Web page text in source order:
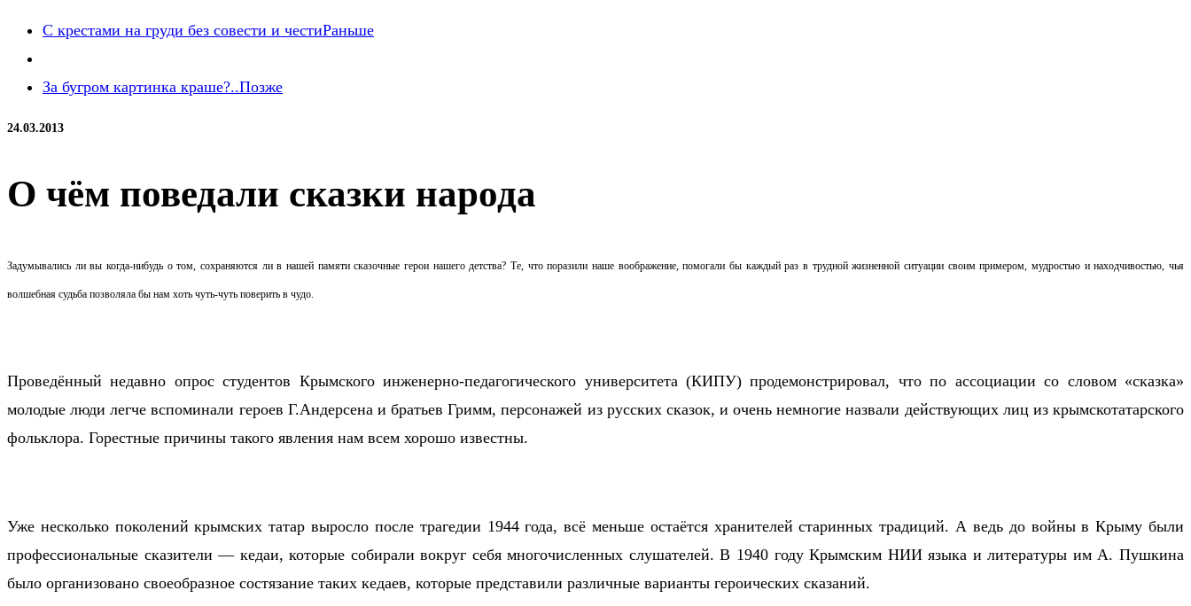
С крестами на груди без совести и честиРаньше
За бугром картинка краше?..Позже
24.03.2013
О чём поведали сказки народа
Задумывались ли вы когда-нибудь о том, сохраняются ли в нашей памяти сказочные герои нашего детства? Те, что поразили наше воображение, помогали бы каждый раз в трудной жизненной ситуации своим примером, мудростью и находчивостью, чья
волшебная судьба позволяла бы нам хоть чуть-чуть поверить в чудо.
Проведённый недавно опрос студентов Крымского инженерно-педагогического университета (КИПУ) продемонстрировал, что по ассоциации со словом «сказка»
молодые люди легче вспоминали героев Г.Андерсена и братьев Гримм, персонажей из русских сказок, и очень немногие назвали действующих лиц из крымскотатарского
фольклора. Горестные причины такого явления нам всем хорошо известны.
Уже несколько поколений крымских татар выросло после трагедии 1944 года, всё меньше остаётся хранителей старинных традиций. А ведь до войны в Крыму были
профессиональные сказители — кедаи, которые собирали вокруг себя многочисленных слушателей. В 1940 году Крымским НИИ языка и литературы им А. Пушкина
было организовано своеобразное состязание таких кедаев, которые представили различные варианты героических сказаний.